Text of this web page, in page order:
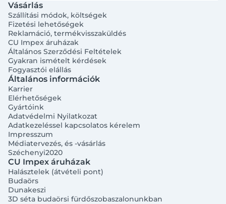
Vásárlás
Szállítási módok, költségek
Fizetési lehetőségek
Reklamáció, termékvisszaküldés
CU Impex áruházak
Általános Szerződési Feltételek
Gyakran ismételt kérdések
Fogyasztói elállás
Általános információk
Karrier
Elérhetőségek
Gyártóink
Adatvédelmi Nyilatkozat
Adatkezeléssel kapcsolatos kérelem
Impresszum
Médiatervezés, és -vásárlás
Széchenyi2020
CU Impex áruházak
Halásztelek (átvételi pont)
Budaörs
Dunakeszi
3D séta budaörsi fürdőszobaszalonunkban